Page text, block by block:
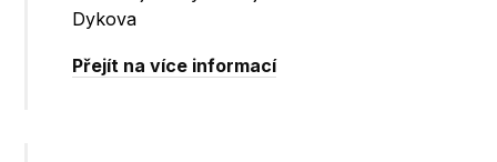
Dykova
Přejít na více informací